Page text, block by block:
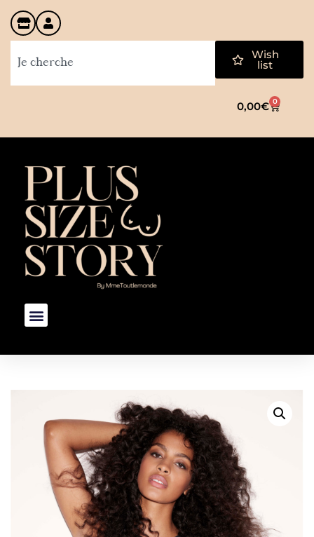
Wish
list
0,00€ 0